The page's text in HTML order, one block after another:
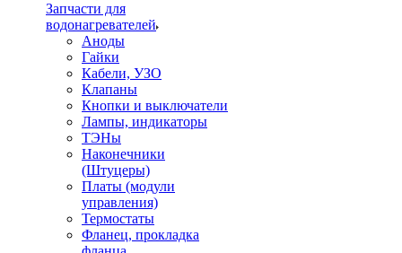
Запчасти для
водонагревателей
Аноды
Гайки
Кабели, УЗО
Клапаны
Кнопки и выключатели
Лампы, индикаторы
ТЭНы
Наконечники
(Штуцеры)
Платы (модули
управления)
Термостаты
Фланец, прокладка